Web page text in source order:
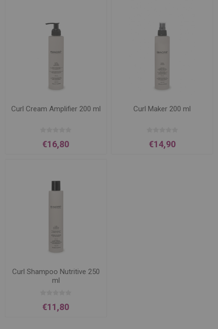
Curl Cream Amplifier 200 ml
€16,80
Curl Maker 200 ml
€14,90
Curl Shampoo Nutritive 250
ml
€11,80